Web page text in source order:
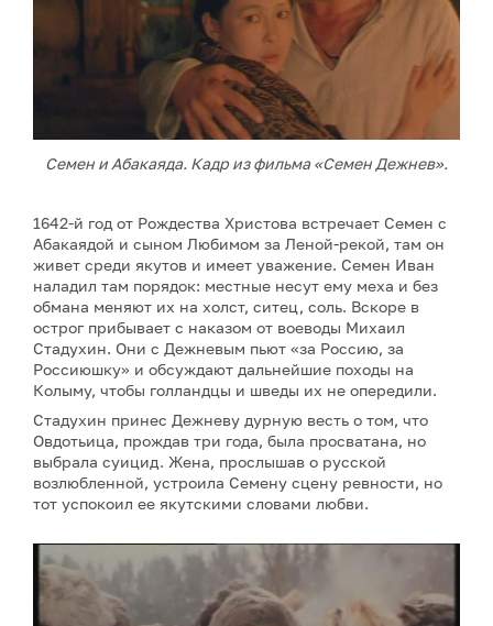
Семен и Абакаяда. Кадр из фильма «Семен Дежнев».
1642-й год от Рождества Христова встречает Семен с
Абакаядой и сыном Любимом за Леной-рекой, там он
живет среди якутов и имеет уважение. Семен Иван
наладил там порядок: местные несут ему меха и без
обмана меняют их на холст, ситец, соль. Вскоре в
острог прибывает с наказом от воеводы Михаил
Стадухин. Они с Дежневым пьют «за Россию, за
Россиюшку» и обсуждают дальнейшие походы на
Колыму, чтобы голландцы и шведы их не опередили.
Стадухин принес Дежневу дурную весть о том, что
Овдотьица, прождав три года, была просватана, но
выбрала суицид. Жена, прослышав о русской
возлюбленной, устроила Семену сцену ревности, но
тот успокоил ее якутскими словами любви.